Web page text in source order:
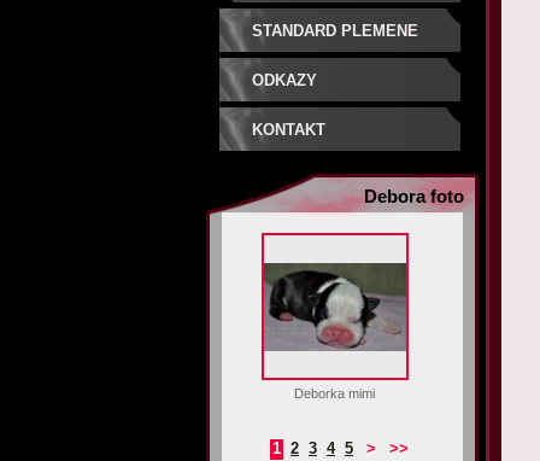
STANDARD PLEMENE
ODKAZY
KONTAKT
Debora foto
Deborka mimi
1 2 3 4 5 > >>